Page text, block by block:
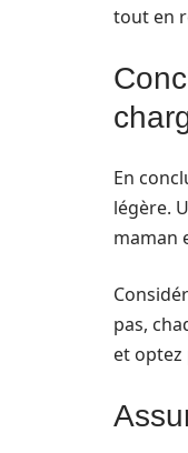
tout en
En
légère.
maman
pas,
et optez